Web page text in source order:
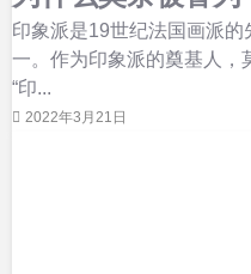
印象派是19世纪法国画派
一。作为印象派的奠基人，
“印...
2022年3月21日